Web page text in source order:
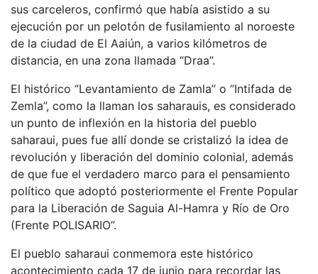
sus carceleros, confirmó que había asistido a su
ejecución por un pelotón de fusilamiento al noroeste
de la ciudad de El Aaiún, a varios kilómetros de
distancia, en una zona llamada “Draa”.
El histórico “Levantamiento de Zamla” o “Intifada de
Zemla”, como la llaman los saharauis, es considerado
un punto de inflexión en la historia del pueblo
saharaui, pues fue allí donde se cristalizó la idea de
revolución y liberación del dominio colonial, además
de que fue el verdadero marco para el pensamiento
político que adoptó posteriormente el Frente Popular
para la Liberación de Saguia Al-Hamra y Río de Oro
(Frente POLISARIO”.
El pueblo saharaui conmemora este histórico
acontecimiento cada 17 de junio para recordar las